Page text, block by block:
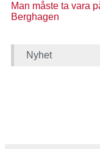
Man måste ta vara
Berghagen
Nyhet